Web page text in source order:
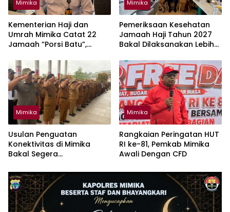
Mimika
Kementerian Haji dan
Umrah Mimika Catat 22
Jamaah “Porsi Batu”,
Mimika
Pemeriksaan Kesehatan
Jamaah Haji Tahun 2027
Bakal Dilaksanakan Lebih
Mimika
Usulan Penguatan
Konektivitas di Mimika
Bakal Segera
Dengan Bappenas
Mimika
Rangkaian Peringatan HUT
RI ke-81, Pemkab Mimika
Awali Dengan CFD